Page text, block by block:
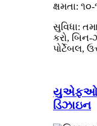
ક્ષમતા:
સુવિધા:
કરો,
પોર્ટેબલ,
યુએફઓ
ડિઝાઇન